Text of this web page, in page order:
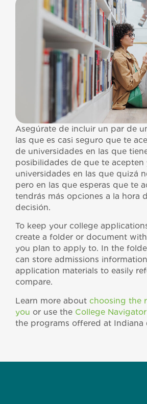
Asegúrate de incluir un par de
las que es casi seguro que te
de universidades en las que
posibilidades de que te acepten
universidades en las que quizá
pero en las que esperas que te
tendrás más opciones a la hora
decisión.
To keep your college
create a folder or document
you plan to apply to. In the
can store admissions
application materials to easily
compare.
Learn more about choosing the
you or use the College Navigator
the programs offered at Indiana